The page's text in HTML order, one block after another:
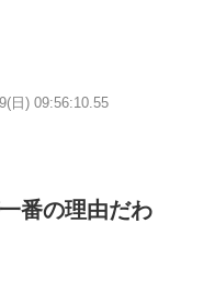
日) 09:56:10.55
番の理由だわ